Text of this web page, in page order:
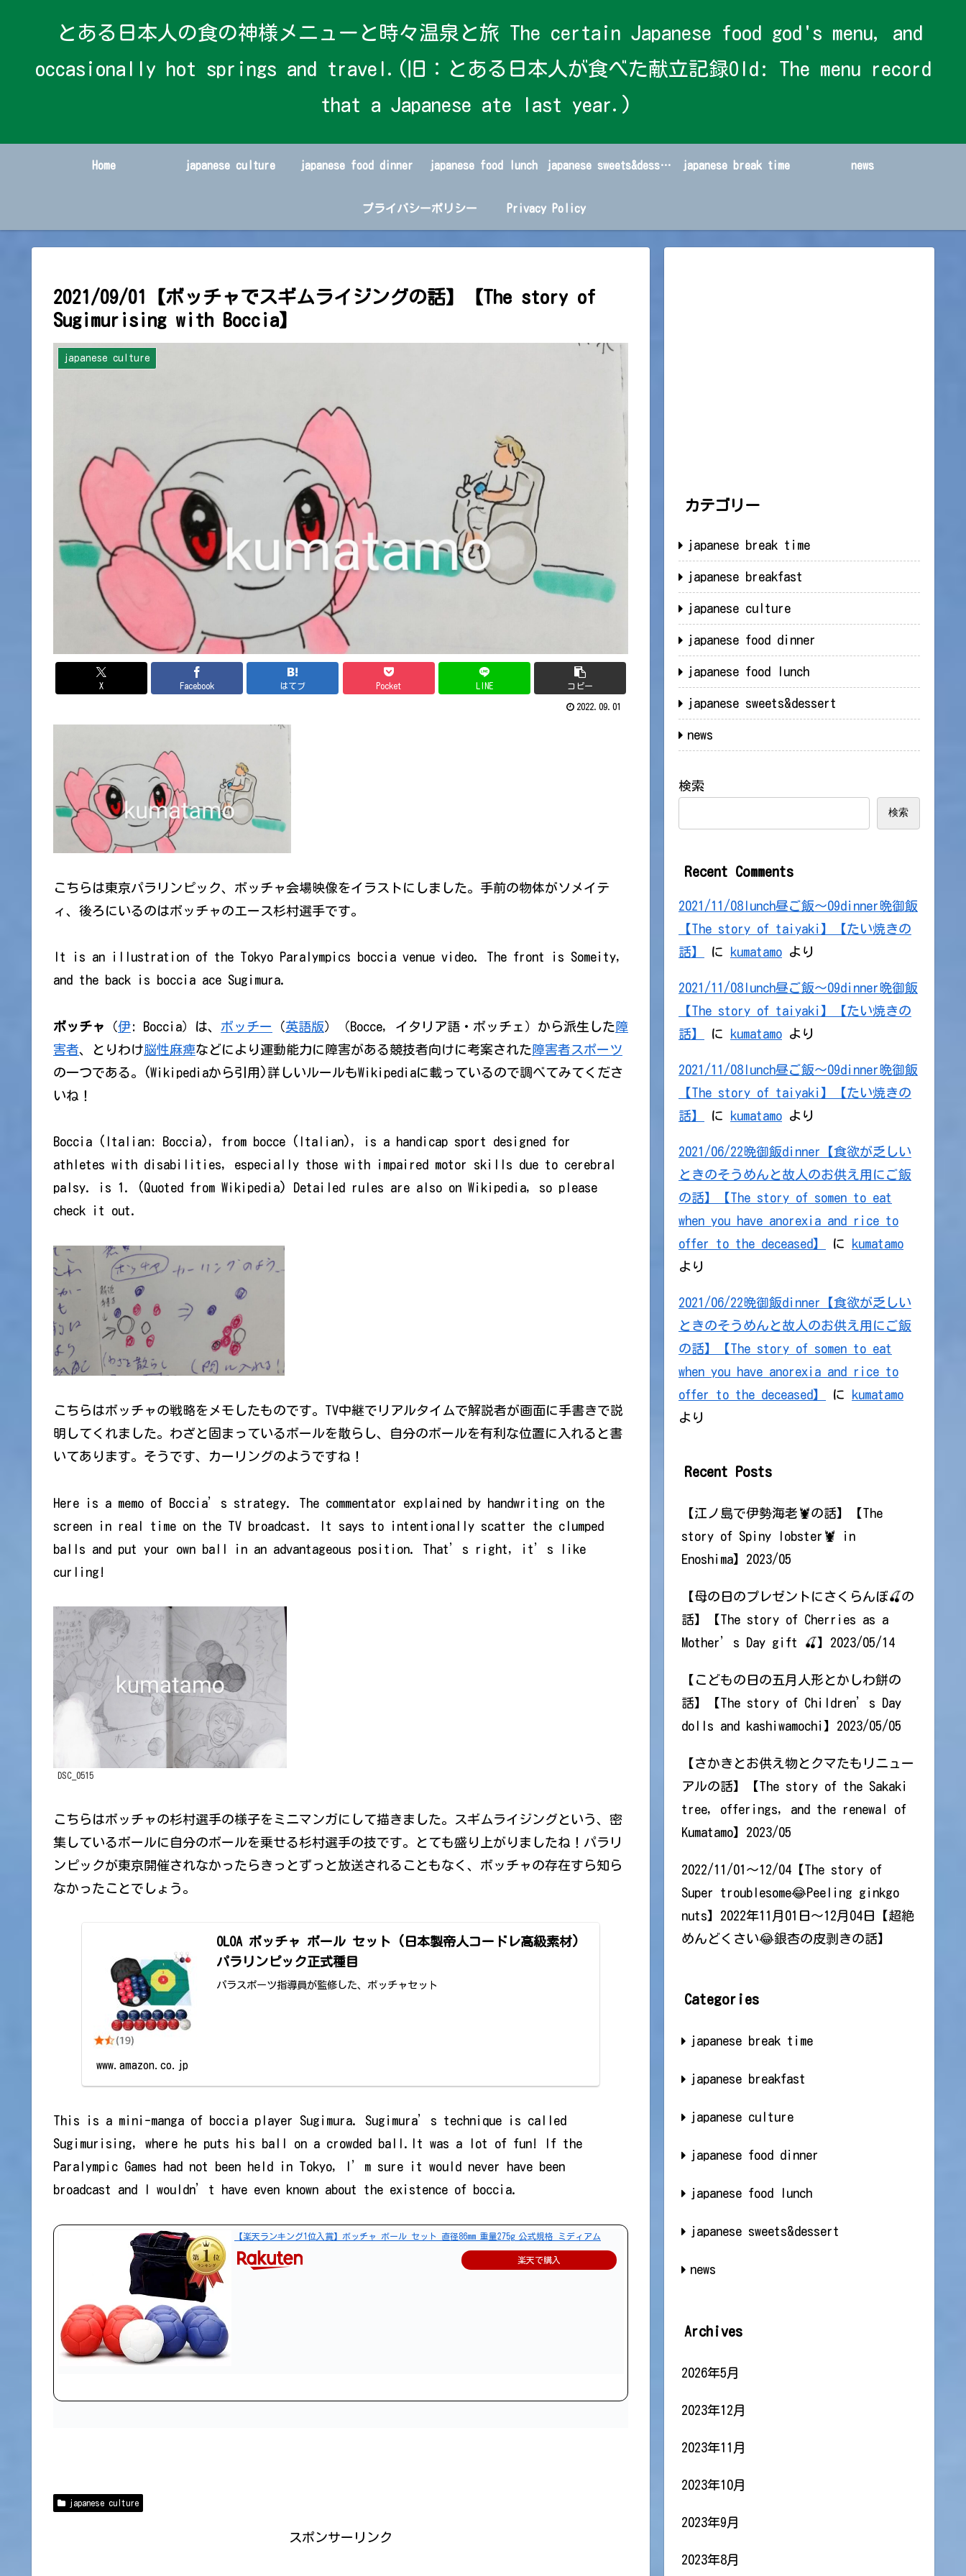
とある日本人の食の神様メニューと時々温泉と旅 The certain Japanese food god's menu, and
occasionally hot springs and travel.(旧：とある日本人が食べた献立記録Old: The menu record
that a Japanese ate last year.)
Home japanese culture japanese food dinner japanese food lunch japanese sweets&dessert japanese break time news
プライバシーポリシー Privacy Policy
2021/09/01【ボッチャでスギムライジングの話】【The story of
Sugimurising with Boccia】
japanese culture
X Facebook はてブ Pocket LINE コピー
2022.09.01
こちらは東京パラリンピック、ボッチャ会場映像をイラストにしました。手前の物体がソメイテ
ィ、後ろにいるのはボッチャのエース杉村選手です。
It is an illustration of the Tokyo Paralympics boccia venue video. The front is Someity,
and the back is boccia ace Sugimura.
ボッチャ （伊: Boccia）は、 ボッチー （英語版）（Bocce, イタリア語・ボッチェ）から派生した障
害者、とりわけ脳性麻痺などにより運動能力に障害がある競技者向けに考案された障害者スポーツ
の一つである。(Wikipediaから引用)詳しいルールもWikipediaに載っているので調べてみてくださ
いね！
Boccia (Italian: Boccia), from bocce (Italian), is a handicap sport designed for
athletes with disabilities, especially those with impaired motor skills due to cerebral
palsy. is 1. (Quoted from Wikipedia) Detailed rules are also on Wikipedia, so please
check it out.
こちらはボッチャの戦略をメモしたものです。TV中継でリアルタイムで解説者が画面に手書きで説
明してくれました。わざと固まっているボールを散らし、自分のボールを有利な位置に入れると書
いてあります。そうです、カーリングのようですね！
Here is a memo of Boccia’s strategy. The commentator explained by handwriting on the
screen in real time on the TV broadcast. It says to intentionally scatter the clumped
balls and put your own ball in an advantageous position. That’s right, it’s like
curling!
DSC_0515
こちらはボッチャの杉村選手の様子をミニマンガにして描きました。スギムライジングという、密
集しているボールに自分のボールを乗せる杉村選手の技です。とても盛り上がりましたね！パラリ
ンピックが東京開催されなかったらきっとずっと放送されることもなく、ボッチャの存在すら知ら
なかったことでしょう。
OLOA ボッチャ ボール セット (日本製帝人コードレ高級素材)
パラリンピック正式種目
パラスポーツ指導員が監修した、ボッチャセット
www.amazon.co.jp
This is a mini-manga of boccia player Sugimura. Sugimura’s technique is called
Sugimurising, where he puts his ball on a crowded ball.It was a lot of fun! If the
Paralympic Games had not been held in Tokyo, I’m sure it would never have been
broadcast and I wouldn’t have even known about the existence of boccia.
【楽天ランキング1位入賞】ボッチャ ボール セット 直径86mm 重量275g 公式規格 ミディアム
楽天で購入
japanese culture
スポンサーリンク
カテゴリー
japanese break time
japanese breakfast
japanese culture
japanese food dinner
japanese food lunch
japanese sweets&dessert
news
検索
検索
Recent Comments
2021/11/08lunch昼ご飯～09dinner晩御飯
【The story of taiyaki】【たい焼きの
話】
に kumatamo より
2021/11/08lunch昼ご飯～09dinner晩御飯
【The story of taiyaki】【たい焼きの
話】
に kumatamo より
2021/11/08lunch昼ご飯～09dinner晩御飯
【The story of taiyaki】【たい焼きの
話】
に kumatamo より
2021/06/22晩御飯dinner【食欲が乏しい
ときのそうめんと故人のお供え用にご飯
の話】【The story of somen to eat
when you have anorexia and rice to
offer to the deceased】
に
kumatamo
より
2021/06/22晩御飯dinner【食欲が乏しい
ときのそうめんと故人のお供え用にご飯
の話】【The story of somen to eat
when you have anorexia and rice to
offer to the deceased】
に
kumatamo
より
Recent Posts
【江ノ島で伊勢海老🦞の話】【The
story of Spiny lobster🦞 in
Enoshima】2023/05
【母の日のプレゼントにさくらんぼ🍒の
話】【The story of Cherries as a
Mother’s Day gift 🍒】2023/05/14
【こどもの日の五月人形とかしわ餅の
話】【The story of Children’s Day
dolls and kashiwamochi】2023/05/05
【さかきとお供え物とクマたもリニュー
アルの話】【The story of the Sakaki
tree, offerings, and the renewal of
Kumatamo】2023/05
2022/11/01～12/04【The story of
Super troublesome😂Peeling ginkgo
nuts】2022年11月01日～12月04日【超絶
めんどくさい😂銀杏の皮剥きの話】
Categories
japanese break time
japanese breakfast
japanese culture
japanese food dinner
japanese food lunch
japanese sweets&dessert
news
Archives
2026年5月
2023年12月
2023年11月
2023年10月
2023年9月
2023年8月